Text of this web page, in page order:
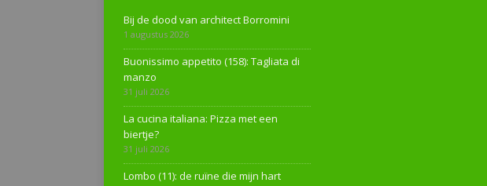
Bij de dood van architect Borromini
1 augustus 2026
Buonissimo appetito (158): Tagliata di
manzo
31 juli 2026
La cucina italiana: Pizza met een
biertje?
31 juli 2026
Lombo (11): de ruïne die mijn hart